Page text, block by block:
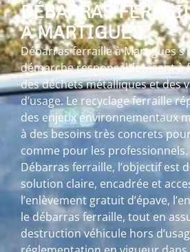
DÉBARRAS
À MARTIGUES
Débarras ferraille à Martigues
démarche responsable visant à
des déchets métalliques et des
d’usage. Le recyclage ferraille
des enjeux environnementaux
à des besoins très concrets
comme pour les
Débarras ferraille, l’objectif est
solution claire, encadrée et
l’enlèvement gratuit d’épave,
le débarras ferraille, tout en
destruction véhicule hors